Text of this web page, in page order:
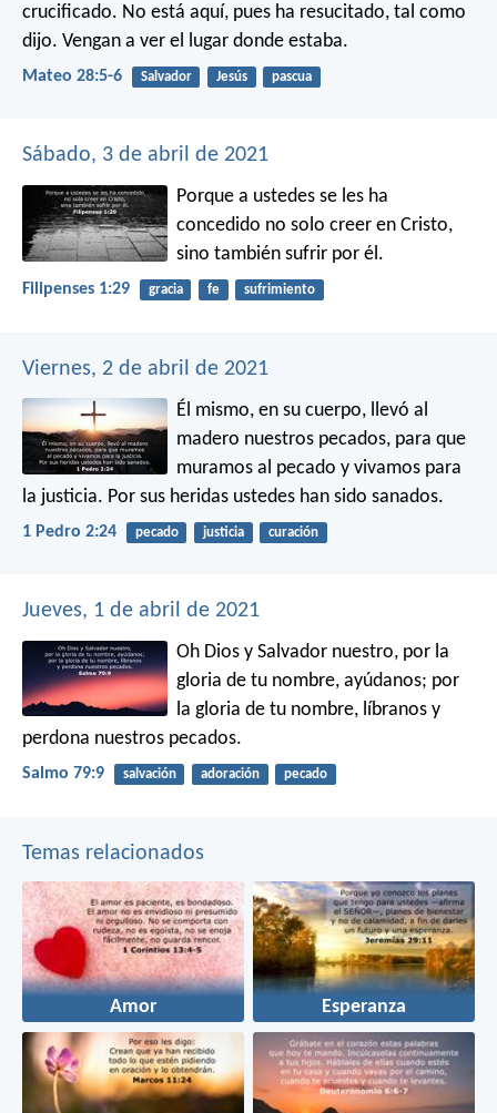
crucificado. No está aquí, pues ha resucitado, tal como
dijo. Vengan a ver el lugar donde estaba.
Mateo 28:5-6 Salvador Jesús pascua
Sábado, 3 de abril de 2021
Porque a ustedes se les ha
concedido no solo creer en Cristo,
sino también sufrir por él.
Filipenses 1:29 gracia fe sufrimiento
Viernes, 2 de abril de 2021
Él mismo, en su cuerpo, llevó al
madero nuestros pecados, para que
muramos al pecado y vivamos para
la justicia. Por sus heridas ustedes han sido sanados.
1 Pedro 2:24 pecado justicia curación
Jueves, 1 de abril de 2021
Oh Dios y Salvador nuestro, por la
gloria de tu nombre, ayúdanos; por
la gloria de tu nombre, líbranos y
perdona nuestros pecados.
Salmo 79:9 salvación adoración pecado
Temas relacionados
Amor Esperanza